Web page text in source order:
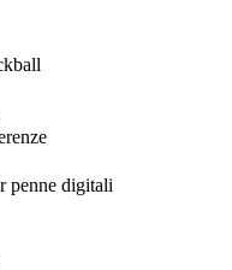
penne digitali